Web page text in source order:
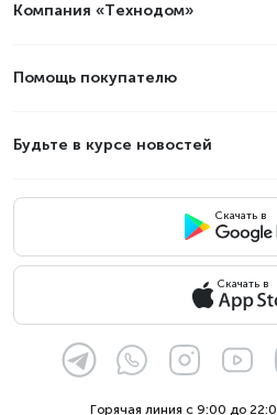
Компания «Технодом»
Помощь покупателю
Будьте в курсе новостей
Скачать в
Скачать в
Горячая линия с 9:00 до